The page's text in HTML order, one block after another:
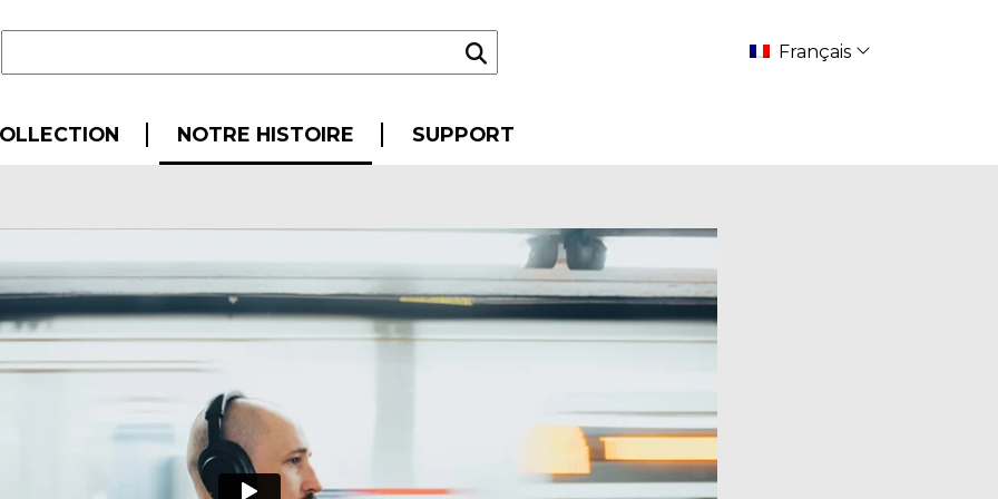
Français
NOTRE HISTOIRE SUPPORT